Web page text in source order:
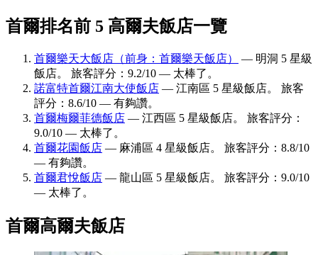
首爾排名前 5 高爾夫飯店一覽
首爾樂天大飯店（前身：首爾樂天飯店）
— 明洞 5 星級
飯店。 旅客評分：9.2/10 — 太棒了。
諾富特首爾江南大使飯店 — 江南區 5 星級飯店。 旅客
評分：8.6/10 — 有夠讚。
首爾梅爾菲德飯店 — 江西區 5 星級飯店。 旅客評分：
9.0/10 — 太棒了。
首爾花園飯店 — 麻浦區 4 星級飯店。 旅客評分：8.8/10
— 有夠讚。
首爾君悅飯店 — 龍山區 5 星級飯店。 旅客評分：9.0/10
— 太棒了。
首爾高爾夫飯店